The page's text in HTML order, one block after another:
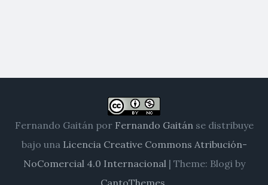
Fernando Gaitánpor Fernando Gaitánse distribuye
bajo una Licencia Creative Commons Atribución-
NoComercial 4.0 Internacional | Theme: Blogi by